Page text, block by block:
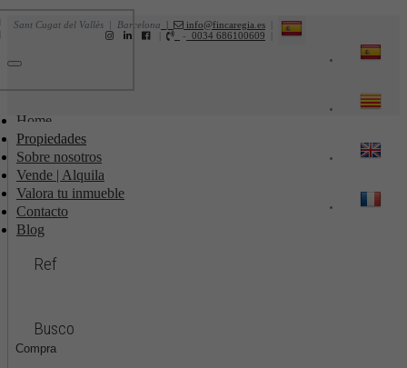
| info@fincaregia.es
Sant Cugat del Vallès | Barcelona
0034 686100609
-
Toggle
Home
Propiedades
Sobre nosotros
Vende | Alquila
Valora tu inmueble
Contacto
Blog
Ref
Busco
Compra